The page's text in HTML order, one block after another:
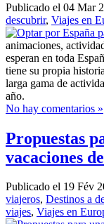
Publicado el 04 Mar
descubrir, Viajes en
animaciones,
esperan en toda
tiene su propia
larga gama de
año.
No hay comentarios »
Propuestas
vacaciones
Publicado el 19 Fév
viajeros, Destinos a
viajes, Viajes en